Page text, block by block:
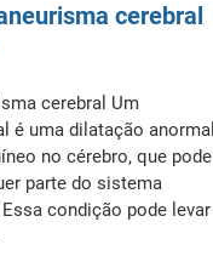
cerebral
cerebral Um
é uma dilatação anormal
no cérebro, que pode
parte do sistema
condição pode levar